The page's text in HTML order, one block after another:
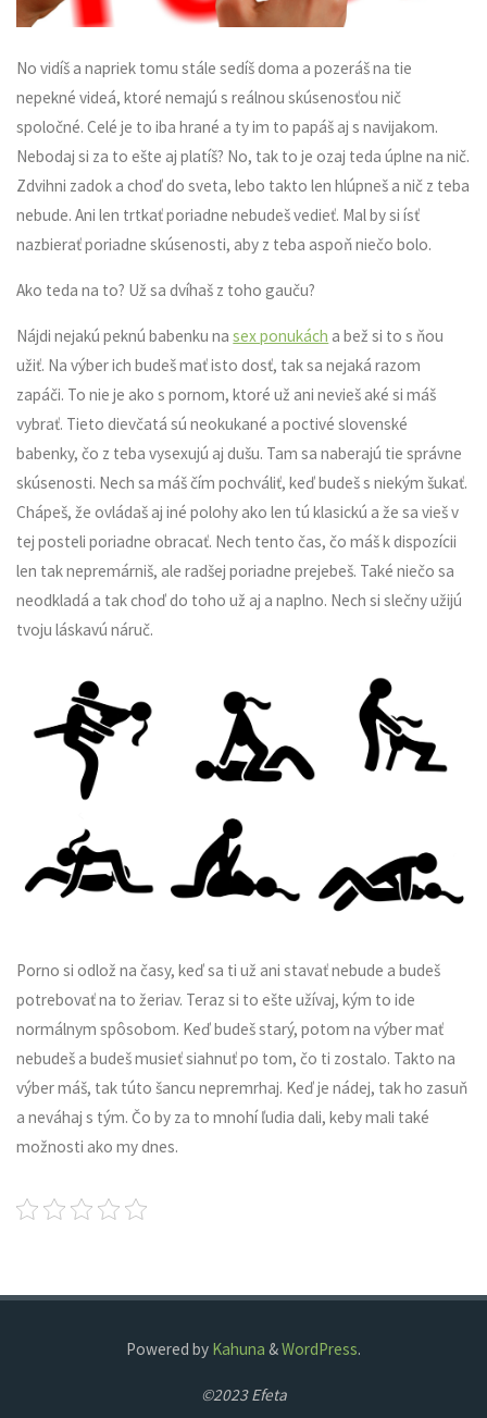
No vidíš a napriek tomu stále sedíš doma a pozeráš na tie
nepekné videá, ktoré nemajú s reálnou skúsenosťou nič
spoločné. Celé je to iba hrané a ty im to papáš aj s navijakom.
Nebodaj si za to ešte aj platíš? No, tak to je ozaj teda úplne na nič.
Zdvihni zadok a choď do sveta, lebo takto len hlúpneš a nič z teba
nebude. Ani len trtkať poriadne nebudeš vedieť. Mal by si ísť
nazbierať poriadne skúsenosti, aby z teba aspoň niečo bolo.
Ako teda na to? Už sa dvíhaš z toho gauču?
Nájdi nejakú peknú babenku nasex ponukách a bež si to s ňou
užiť. Na výber ich budeš mať isto dosť, tak sa nejaká razom
zapáči. To nie je ako s pornom, ktoré už ani nevieš aké si máš
vybrať. Tieto dievčatá sú neokukané a poctivé slovenské
babenky, čo z teba vysexujú aj dušu. Tam sa naberajú tie správne
skúsenosti. Nech sa máš čím pochváliť, keď budeš s niekým šukať.
Chápeš, že ovládaš aj iné polohy ako len tú klasickú a že sa vieš v
tej posteli poriadne obracať. Nech tento čas, čo máš k dispozícii
len tak nepremárniš, ale radšej poriadne prejebeš. Také niečo sa
neodkladá a tak choď do toho už aj a naplno. Nech si slečny užijú
tvoju láskavú náruč.
Porno si odlož na časy, keď sa ti už ani stavať nebude a budeš
potrebovať na to žeriav. Teraz si to ešte užívaj, kým to ide
normálnym spôsobom. Keď budeš starý, potom na výber mať
nebudeš a budeš musieť siahnuť po tom, čo ti zostalo. Takto na
výber máš, tak túto šancu nepremrhaj. Keď je nádej, tak ho zasuň
a neváhaj s tým. Čo by za to mnohí ľudia dali, keby mali také
možnosti ako my dnes.
Powered by Kahuna &WordPress.
©2023 Efeta